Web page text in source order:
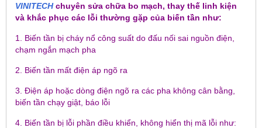
VINITECHchuyên sửa chữa bo mạch, thay thế linh kiện
và khắc phục các lỗi thường gặp của biến tần như:
1. Biến tần bị cháy nổ công suất do đấu nối sai nguồn điện,
chạm ngắn mạch pha
2. Biến tần mất điện áp ngõ ra
3. Điện áp hoặc dòng điện ngõ ra các pha không cân bằng,
biến tần chạy giật, báo lỗi
4. Biến tần bị lỗi phần điều khiển, không hiển thị mã lỗi như: